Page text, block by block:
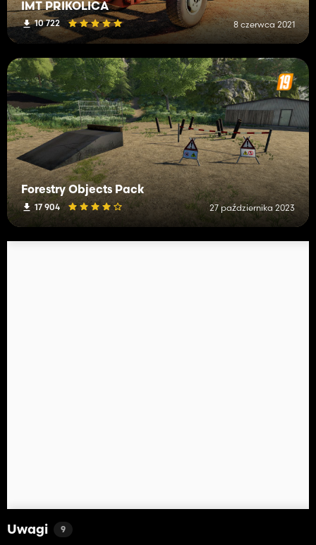
IMT PRIKOLICA
10 722 8 czerwca 2021
Forestry Objects Pack
17 904 27 października 2023
Uwagi 9